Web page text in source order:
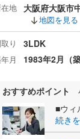
地
大阪府大阪市
地図を見る
り 3LDK
月 1983年2月（
おすすめポイント
■ウィ
続き